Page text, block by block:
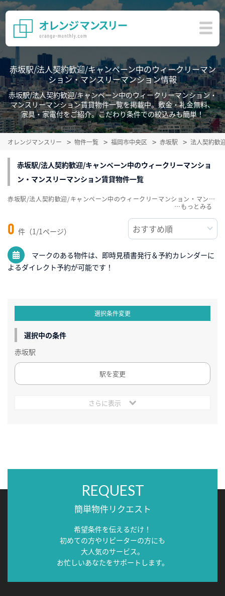
赤坂駅/法人契約歓迎/キャンペーン中のウィークリーマン
ション・マンスリーマンション情報
赤坂駅/法人契約歓迎/キャンペーン中のウィークリーマンション・
マンスリーマンション賃貸物件一覧を掲載中。敷金・礼金無料、
家具・家電付をご紹介。こだわり条件での絞込みも簡単！
オレンジマンスリー 物件一覧 福岡市中央区 赤坂駅 法人契約歓
赤坂駅/法人契約歓迎/キャンペーン中のウィークリーマンショ
ン・マンスリーマンション賃貸物件一覧
0 件（1/1ページ）
マークのある物件は、即時見積書発行＆予約カレンダーに
よるダイレクト予約が可能です！
赤坂駅/法人契約歓迎/キャンペーン中のウィークリーマンション・マンスリーマンション賃貸物件一覧を掲載中。敷金・礼金無料、家具・家電付をご紹介。こだわり条件での絞込みも簡単！
…
選択条件変更
選択中の条件
赤坂駅
駅を変更
さらに表示
REQUEST
簡単物件リクエスト
希望条件を伝えるだけ！
初めての方やリピーターの方にも
大人気のサービス。
お忙しいあなたをサポートします。